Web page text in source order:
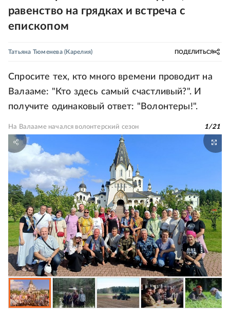
равенство на грядках и встреча с
епископом
Татьяна Тюменева(Карелия) ПОДЕЛИТЬСЯ
Спросите тех, кто много времени проводит на
Валааме: "Кто здесь самый счастливый?". И
получите одинаковый ответ: "Волонтеры!".
На Валааме начался волонтерский сезон 1/21